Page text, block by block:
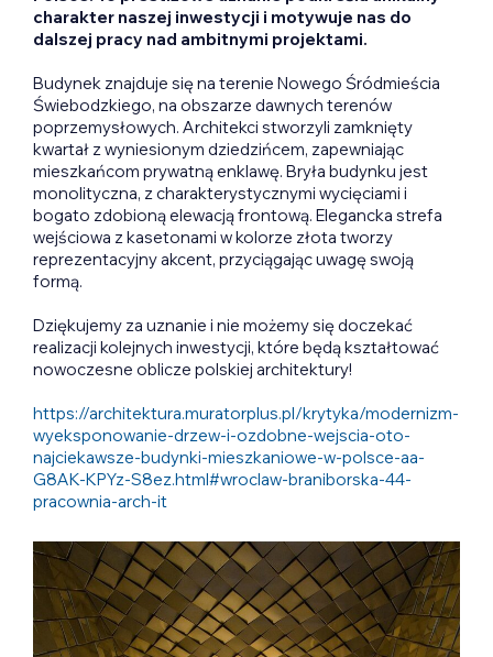
charakter naszej inwestycji i motywuje nas do
dalszej pracy nad ambitnymi projektami.
Budynek znajduje się na terenie Nowego Śródmieścia
Świebodzkiego, na obszarze dawnych terenów
poprzemysłowych. Architekci stworzyli zamknięty
kwartał z wyniesionym dziedzińcem, zapewniając
mieszkańcom prywatną enklawę. Bryła budynku jest
monolityczna, z charakterystycznymi wycięciami i
bogato zdobioną elewacją frontową. Elegancka strefa
wejściowa z kasetonami w kolorze złota tworzy
reprezentacyjny akcent, przyciągając uwagę swoją
formą.
Dziękujemy za uznanie i nie możemy się doczekać
realizacji kolejnych inwestycji, które będą kształtować
nowoczesne oblicze polskiej architektury!
https://architektura.muratorplus.pl/krytyka/modernizm-
wyeksponowanie-drzew-i-ozdobne-wejscia-oto-
najciekawsze-budynki-mieszkaniowe-w-polsce-aa-
G8AK-KPYz-S8ez.html#wroclaw-braniborska-44-
pracownia-arch-it